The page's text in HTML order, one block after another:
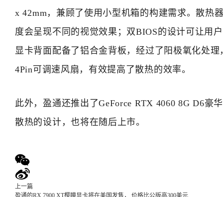
x 42mm，兼顾了使用小型机箱的构建需求。散热
度会呈现不同的视觉效果；双BIOS的设计可让用
显卡背面配备了铝合金背板，经过了阳极氧化处
4Pin可调速风扇，有效提高了散热的效率。
此外，盈通还推出了GeForce RTX 4060 8G D6豪
散热的设计，也将在随后上市。
上一篇
盈通的RX 7900 XT樱瞳显卡将在美国发售， 价格比公版高300美元